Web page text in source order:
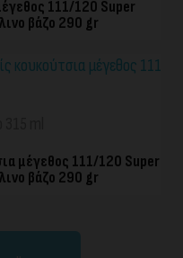
111/120 Super
βάζο 290 gr
μέγεθος 111/120 Super
βάζο 290 gr